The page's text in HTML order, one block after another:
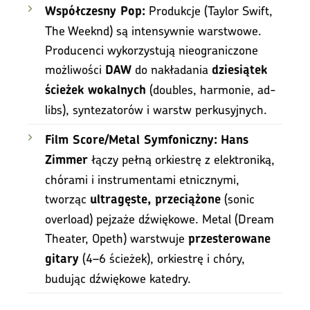
Współczesny Pop: Produkcje (Taylor Swift,
The Weeknd) są intensywnie warstwowe.
Producenci wykorzystują nieograniczone
możliwości DAW do nakładania dziesiątek
ścieżek wokalnych (doubles, harmonie, ad-
libs), syntezatorów i warstw perkusyjnych.
Film Score/Metal Symfoniczny: Hans
Zimmer łączy pełną orkiestrę z elektroniką,
chórami i instrumentami etnicznymi,
tworząc ultragęste, przeciążone (sonic
overload) pejzaże dźwiękowe. Metal (Dream
Theater, Opeth) warstwuje przesterowane
gitary (4–6 ścieżek), orkiestrę i chóry,
budując dźwiękowe katedry.